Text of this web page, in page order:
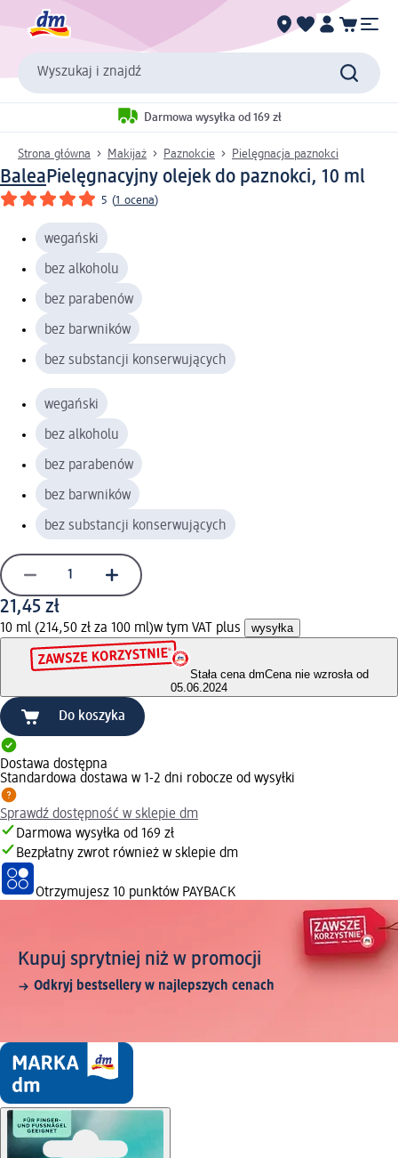
Wyszukaj i znajdź
Darmowa wysyłka od 169 zł
Strona główna Makijaż Paznokcie Pielęgnacja paznokci
BaleaPielęgnacyjny olejek do paznokci, 10 ml
5 (1 ocena)
wegański
bez alkoholu
bez parabenów
bez barwników
bez substancji konserwujących
wegański
bez alkoholu
bez parabenów
bez barwników
bez substancji konserwujących
21,45 zł
10 ml (214,50 zł za 100 ml)w tym VAT plus wysyłka
Stała cena dmCena nie wzrosła od
05.06.2024
Do koszyka
Dostawa dostępna
Standardowa dostawa w 1-2 dni robocze od wysyłki
Sprawdź dostępność w sklepie dm
Darmowa wysyłka od 169 zł
Bezpłatny zwrot również w sklepie dm
Otrzymujesz 10 punktów PAYBACK
Kupuj sprytniej niż w promocji
Odkryj bestsellery w najlepszych cenach